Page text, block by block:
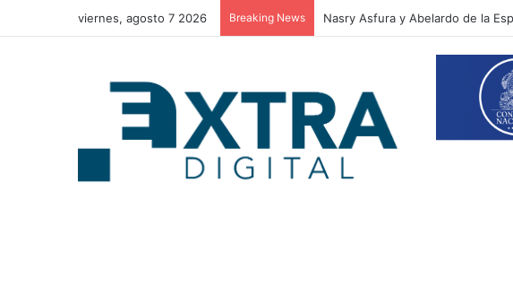
viernes, agosto 7 2026 Breaking News Policía muere tras atender